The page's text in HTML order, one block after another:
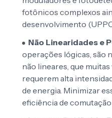
fotônicos complexos
desenvolvimento
Não Linearidades e
operações lógicas, são
não lineares, que
requerem alta
de energia. Minimizar
eficiência de